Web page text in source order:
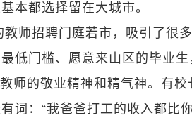
本都选择留在大城市。
师招聘门庭若市，吸引了很
低门槛、愿意来山区的毕业生
师的敬业精神和精气神。有
词：“我爸爸打工的收入都比